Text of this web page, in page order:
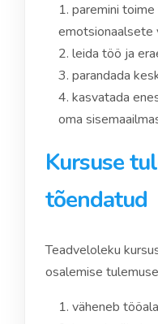
paremini
emotsionaalsete
leida töö ja
parandada
kasvatada
oma
Kursuse
tõendatud
Teadveloleku
osalemise
väheneb